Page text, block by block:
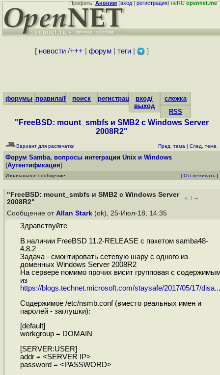
Профиль:Аноним(вход|регистрация)неRUopennet.me
[ новости/+++ форум| теги| ]
форумы правила/FAQпоиск регистрациявход/
выход
слежка
RSS
"FreeBSD: mount_smbfs и SMB2 с Windows Server
2008R2"
Вариант для распечатки Пред. тема | След. тема
Форум Samba, вопросы интеграции Unix и Windows
(Аутентификация)
Изначальное сообщение [ Отслеживать ]
"FreeBSD: mount_smbfs и SMB2 с Windows Server
2008R2"
+ / –
Сообщение от Allan Stark (ok), 25-Июл-18, 14:35
Здравствуйте
В наличии FreeBSD 11.2-RELEASE с пакетом samba48-
4.8.2
Задача - смонтировать сетевую шару с одного из
доменных Windows Server 2008R2
На сервере помимо прочих висит групповая с
из
https://blogs.technet.microsoft.com/staysafe/2017/05/17/disa...
Содержимое /etc/nsmb.conf (вместо реальных имен и
паролей - заглушки):
[default]
workgroup = DOMAIN
[SERVER:USER]
addr = <SERVER IP>
password = <PASSWORD>